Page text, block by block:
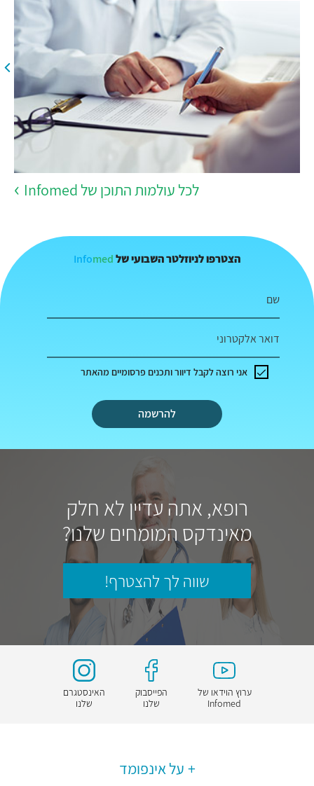
לכל עולמות התוכן של Infomed
הצטרפו לניוזלטר השבועי של Infomed
שם
דואר אלקטרוני
להרשמה
אני רוצה לקבל דיוור ותכנים פרסומיים מהאתר
רופא, אתה עדיין לא חלק
מאינדקס המומחים שלנו?
שווה לך להצטרף!
ערוץ הוידאו של
Infomed
הפייסבוק
שלנו
האינסטגרם
שלנו
על אינפומד